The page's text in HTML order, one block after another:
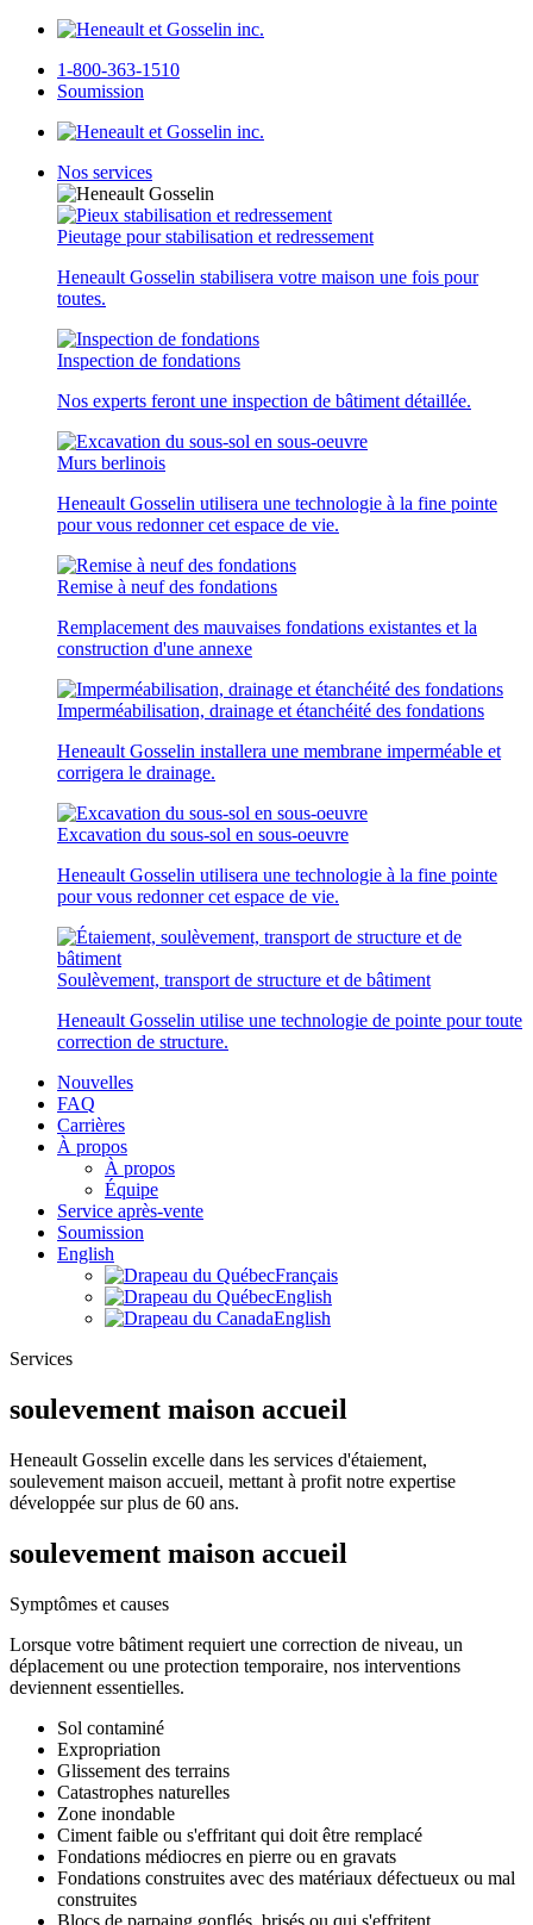
1-800-363-1510
Soumission
Nos services
Pieutage pour stabilisation et redressement
Heneault Gosselin stabilisera votre maison une fois pour
toutes.
Inspection de fondations
Nos experts feront une inspection de bâtiment détaillée.
Murs berlinois
Heneault Gosselin utilisera une technologie à la fine pointe
pour vous redonner cet espace de vie.
Remise à neuf des fondations
Remplacement des mauvaises fondations existantes et la
construction d'une annexe
Imperméabilisation, drainage et étanchéité des fondations
Heneault Gosselin installera une membrane imperméable et
corrigera le drainage.
Excavation du sous-sol en sous-oeuvre
Heneault Gosselin utilisera une technologie à la fine pointe
pour vous redonner cet espace de vie.
Soulèvement, transport de structure et de bâtiment
Heneault Gosselin utilise une technologie de pointe pour toute
correction de structure.
Nouvelles
FAQ
Carrières
À propos
À propos
Équipe
Service après-vente
Soumission
English
Français
English
English
Services
soulevement maison accueil
Heneault Gosselin excelle dans les services d'étaiement,
soulevement maison accueil, mettant à profit notre expertise
développée sur plus de 60 ans.
soulevement maison accueil
Symptômes et causes
Lorsque votre bâtiment requiert une correction de niveau, un
déplacement ou une protection temporaire, nos interventions
deviennent essentielles.
Sol contaminé
Expropriation
Glissement des terrains
Catastrophes naturelles
Zone inondable
Ciment faible ou s'effritant qui doit être remplacé
Fondations médiocres en pierre ou en gravats
Fondations construites avec des matériaux défectueux ou mal
construites
Blocs de parpaing gonflés, brisés ou qui s'effritent